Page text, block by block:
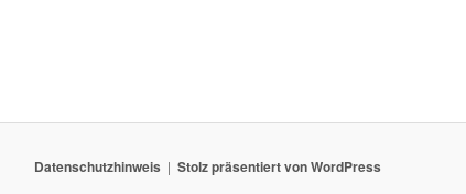
Datenschutzhinweis Stolz präsentiert von WordPress